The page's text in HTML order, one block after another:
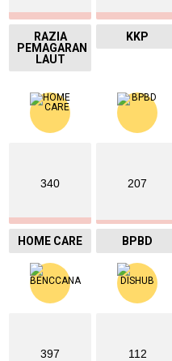
RAZIA
PEMAGARAN
LAUT
KKP
340
HOME CARE
207
BPBD
397 112